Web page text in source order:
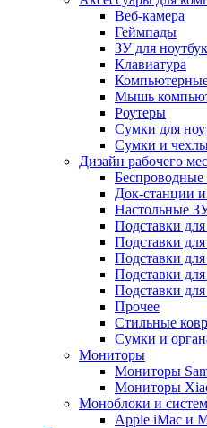
Веб-камера
Геймпады
ЗУ для
Клавиатура
Мышь
Роутеры
Сумки для
Сумки и
Дизайн рабочего
Док-станции
Настольные
Подставки
Подставки
Подставки
Подставки
Подставки для
Прочее
Стильные
Сумки и
Мониторы
Мониторы
Мониторы
Моноблоки и
Apple iMac и